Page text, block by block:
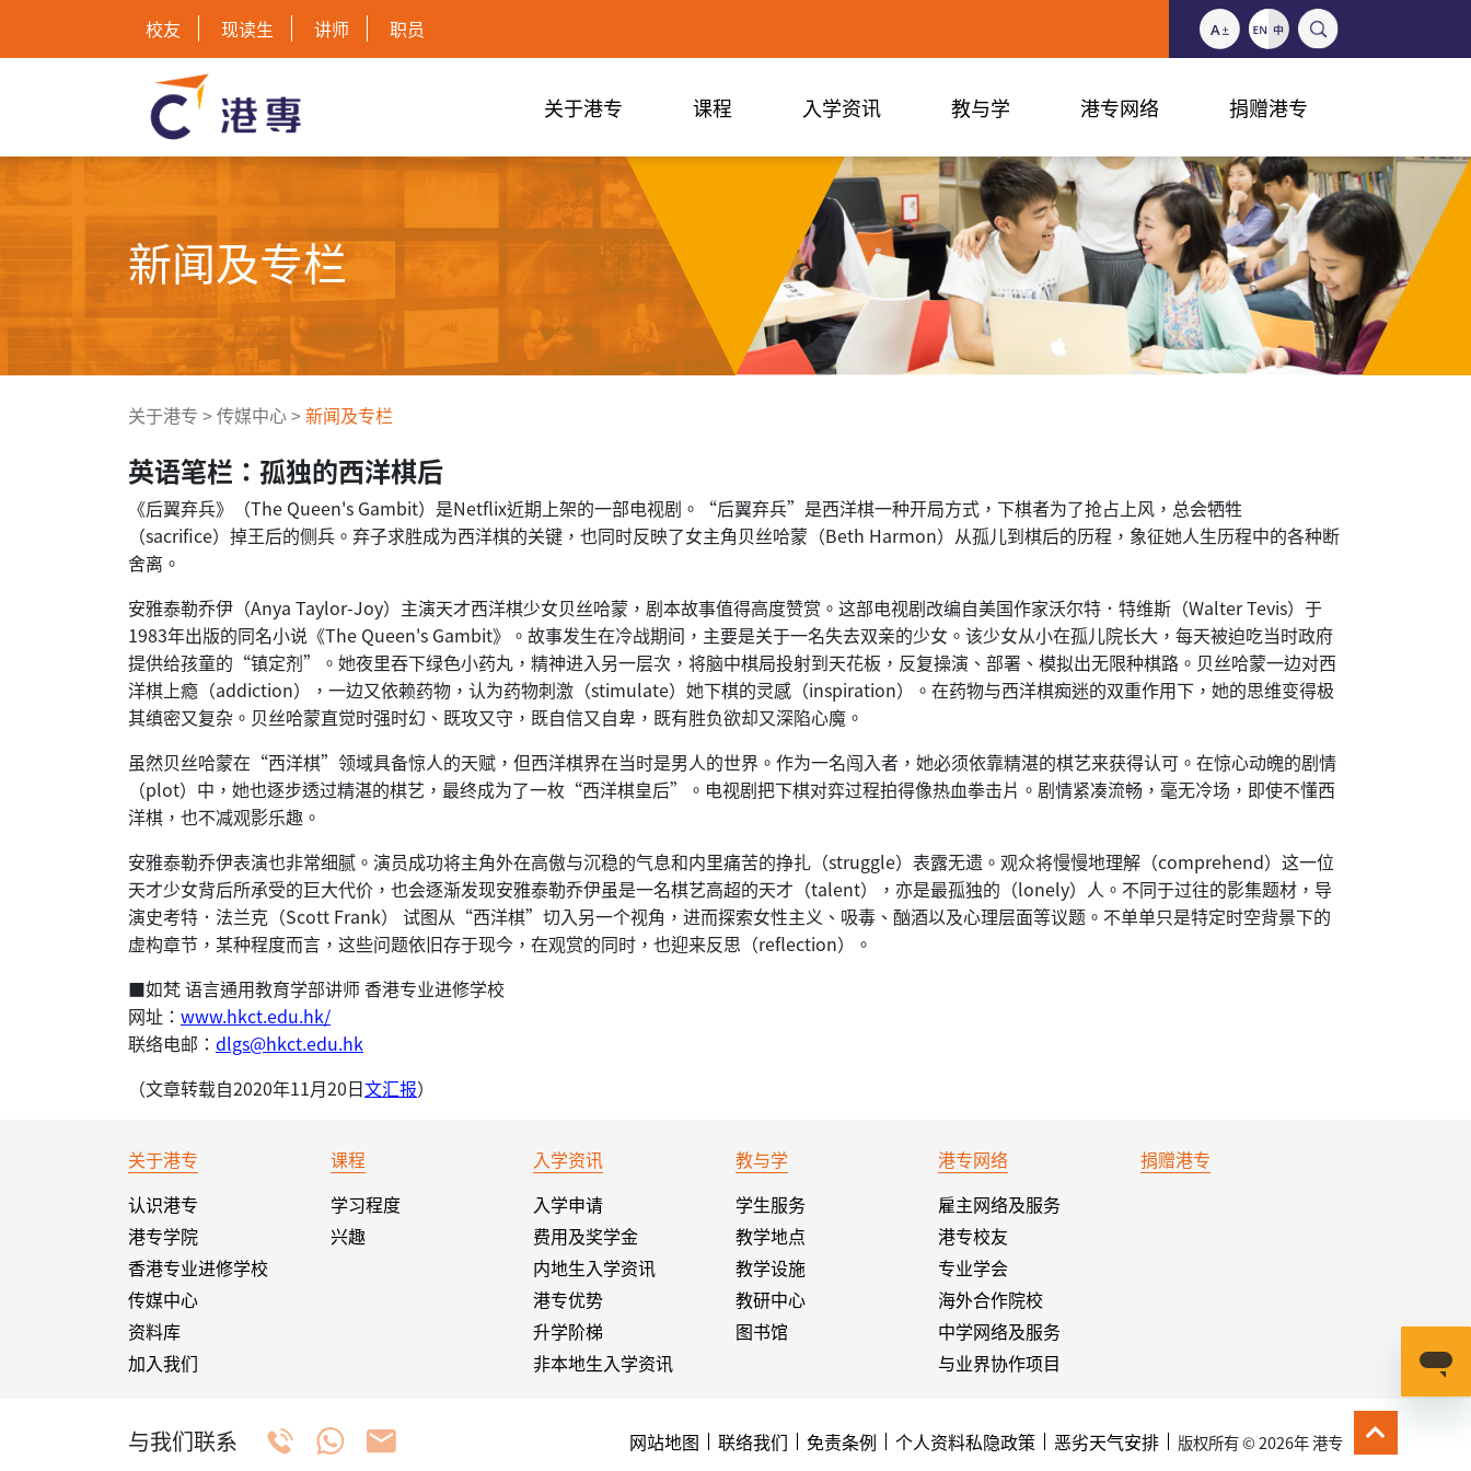
校友 现读生 讲师 职员
关于港专 课程 入学资讯 教与学 港专网络 捐赠港专
新闻及专栏
关于港专 >传媒中心>新闻及专栏
英语笔栏：孤独的西洋棋后
《后翼弃兵》（The Queen's Gambit）是Netflix近期上架的一部电视剧。“后翼弃兵”是西洋棋一种开局方式，下棋者为了抢占上风，总会牺牲
（sacrifice）掉王后的侧兵。弃子求胜成为西洋棋的关键，也同时反映了女主角贝丝哈蒙（Beth Harmon）从孤儿到棋后的历程，象征她人生历程中的各种断
舍离。
安雅泰勒乔伊（Anya Taylor-Joy）主演天才西洋棋少女贝丝哈蒙，剧本故事值得高度赞赏。这部电视剧改编自美国作家沃尔特．特维斯（Walter Tevis）于
1983年出版的同名小说《The Queen's Gambit》。故事发生在冷战期间，主要是关于一名失去双亲的少女。该少女从小在孤儿院长大，每天被迫吃当时政府
提供给孩童的“镇定剂”。她夜里吞下绿色小药丸，精神进入另一层次，将脑中棋局投射到天花板，反复操演、部署、模拟出无限种棋路。贝丝哈蒙一边对西
洋棋上瘾（addiction），一边又依赖药物，认为药物刺激（stimulate）她下棋的灵感（inspiration）。在药物与西洋棋痴迷的双重作用下，她的思维变得极
其缜密又复杂。贝丝哈蒙直觉时强时幻、既攻又守，既自信又自卑，既有胜负欲却又深陷心魔。
虽然贝丝哈蒙在“西洋棋”领域具备惊人的天赋，但西洋棋界在当时是男人的世界。作为一名闯入者，她必须依靠精湛的棋艺来获得认可。在惊心动魄的剧情
（plot）中，她也逐步透过精湛的棋艺，最终成为了一枚“西洋棋皇后”。电视剧把下棋对弈过程拍得像热血拳击片。剧情紧凑流畅，毫无冷场，即使不懂西
洋棋，也不减观影乐趣。
安雅泰勒乔伊表演也非常细腻。演员成功将主角外在高傲与沉稳的气息和内里痛苦的挣扎（struggle）表露无遗。观众将慢慢地理解（comprehend）这一位
天才少女背后所承受的巨大代价，也会逐渐发现安雅泰勒乔伊虽是一名棋艺高超的天才（talent），亦是最孤独的（lonely）人。不同于过往的影集题材，导
演史考特．法兰克（Scott Frank） 试图从“西洋棋”切入另一个视角，进而探索女性主义、吸毒、酗酒以及心理层面等议题。不单单只是特定时空背景下的
虚构章节，某种程度而言，这些问题依旧存于现今，在观赏的同时，也迎来反思（reflection）。
■如梵 语言通用教育学部讲师 香港专业进修学校
网址： www.hkct.edu.hk/
联络电邮： dlgs@hkct.edu.hk
（文章转载自2020年11月20日文汇报）
关于港专
认识港专
港专学院
香港专业进修学校
传媒中心
资料库
加入我们
课程
学习程度
兴趣
入学资讯
入学申请
费用及奖学金
内地生入学资讯
港专优势
升学阶梯
非本地生入学资讯
教与学
学生服务
教学地点
教学设施
教研中心
图书馆
港专网络
雇主网络及服务
港专校友
专业学会
海外合作院校
中学网络及服务
与业界协作项目
捐赠港专
与我们联系 网站地图 联络我们 免责条例 个人资料私隐政策 恶劣天气安排 版权所有 © 2026年 港专